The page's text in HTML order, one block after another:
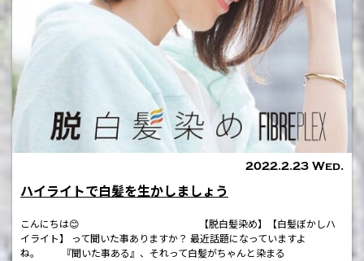
2022.2.23 Wed.
ハイライトで白髪を生かしましょう
こんにちは😊 【脱白髪染め】【白髪ぼかしハ
イライト】 って聞いた事ありますか？ 最近話題になっていますよ
ね。 『聞いた事ある』、それって白髪がちゃんと染まる